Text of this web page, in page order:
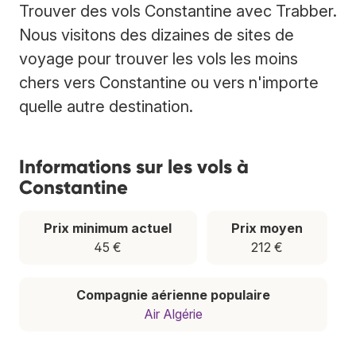
Trouver des vols Constantine avec Trabber.
Nous visitons des dizaines de sites de
voyage pour trouver les vols les moins
chers vers Constantine ou vers n'importe
quelle autre destination.
Informations sur les vols à
Constantine
Prix minimum actuel
45 €
Prix moyen
212 €
Compagnie aérienne populaire
Air Algérie